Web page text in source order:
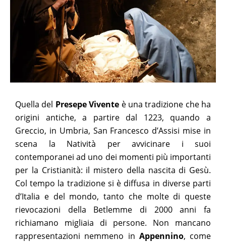
Quella del Presepe Vivente è una tradizione che ha
origini antiche, a partire dal 1223, quando a
Greccio, in Umbria, San Francesco d’Assisi mise in
scena la Natività per avvicinare i suoi
contemporanei ad uno dei momenti più importanti
per la Cristianità: il mistero della nascita di Gesù.
Col tempo la tradizione si è diffusa in diverse parti
d’Italia e del mondo, tanto che molte di queste
rievocazioni della Betlemme di 2000 anni fa
richiamano migliaia di persone. Non mancano
rappresentazioni nemmeno in Appennino, come